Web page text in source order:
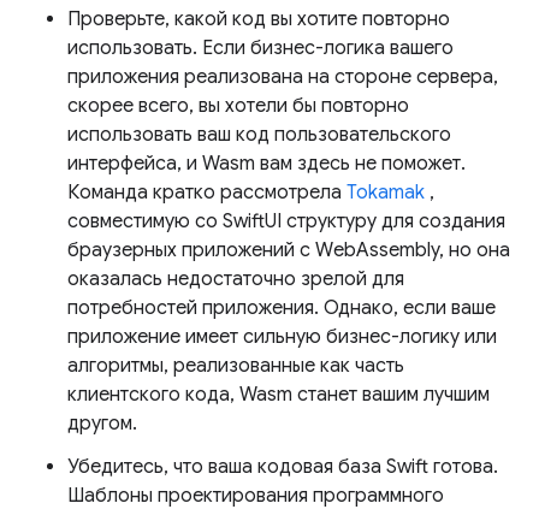
Проверьте, какой код вы хотите повторно
использовать. Если бизнес-логика вашего
приложения реализована на стороне сервера,
скорее всего, вы хотели бы повторно
использовать ваш код пользовательского
интерфейса, и Wasm вам здесь не поможет.
Команда кратко рассмотрела Tokamak ,
совместимую со SwiftUI структуру для создания
браузерных приложений с WebAssembly, но она
оказалась недостаточно зрелой для
потребностей приложения. Однако, если ваше
приложение имеет сильную бизнес-логику или
алгоритмы, реализованные как часть
клиентского кода, Wasm станет вашим лучшим
другом.
Убедитесь, что ваша кодовая база Swift готова.
Шаблоны проектирования программного